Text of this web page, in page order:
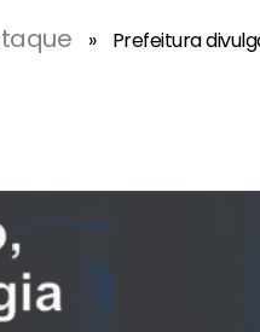
» Prefeitura